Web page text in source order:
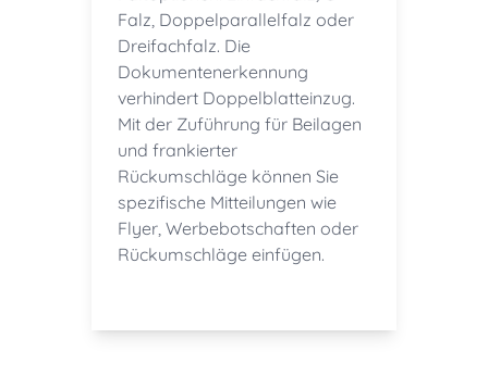
Falz, Doppelparallelfalz oder
Dreifachfalz. Die
Dokumentenerkennung
verhindert Doppelblatteinzug.
Mit der Zuführung für Beilagen
und frankierter
Rückumschläge können Sie
spezifische Mitteilungen wie
Flyer, Werbebotschaften oder
Rückumschläge einfügen.